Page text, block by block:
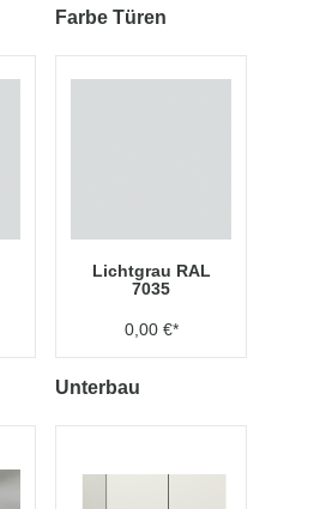
Farbe Türen
Lichtgrau RAL
7035
0,00 €*
Unterbau